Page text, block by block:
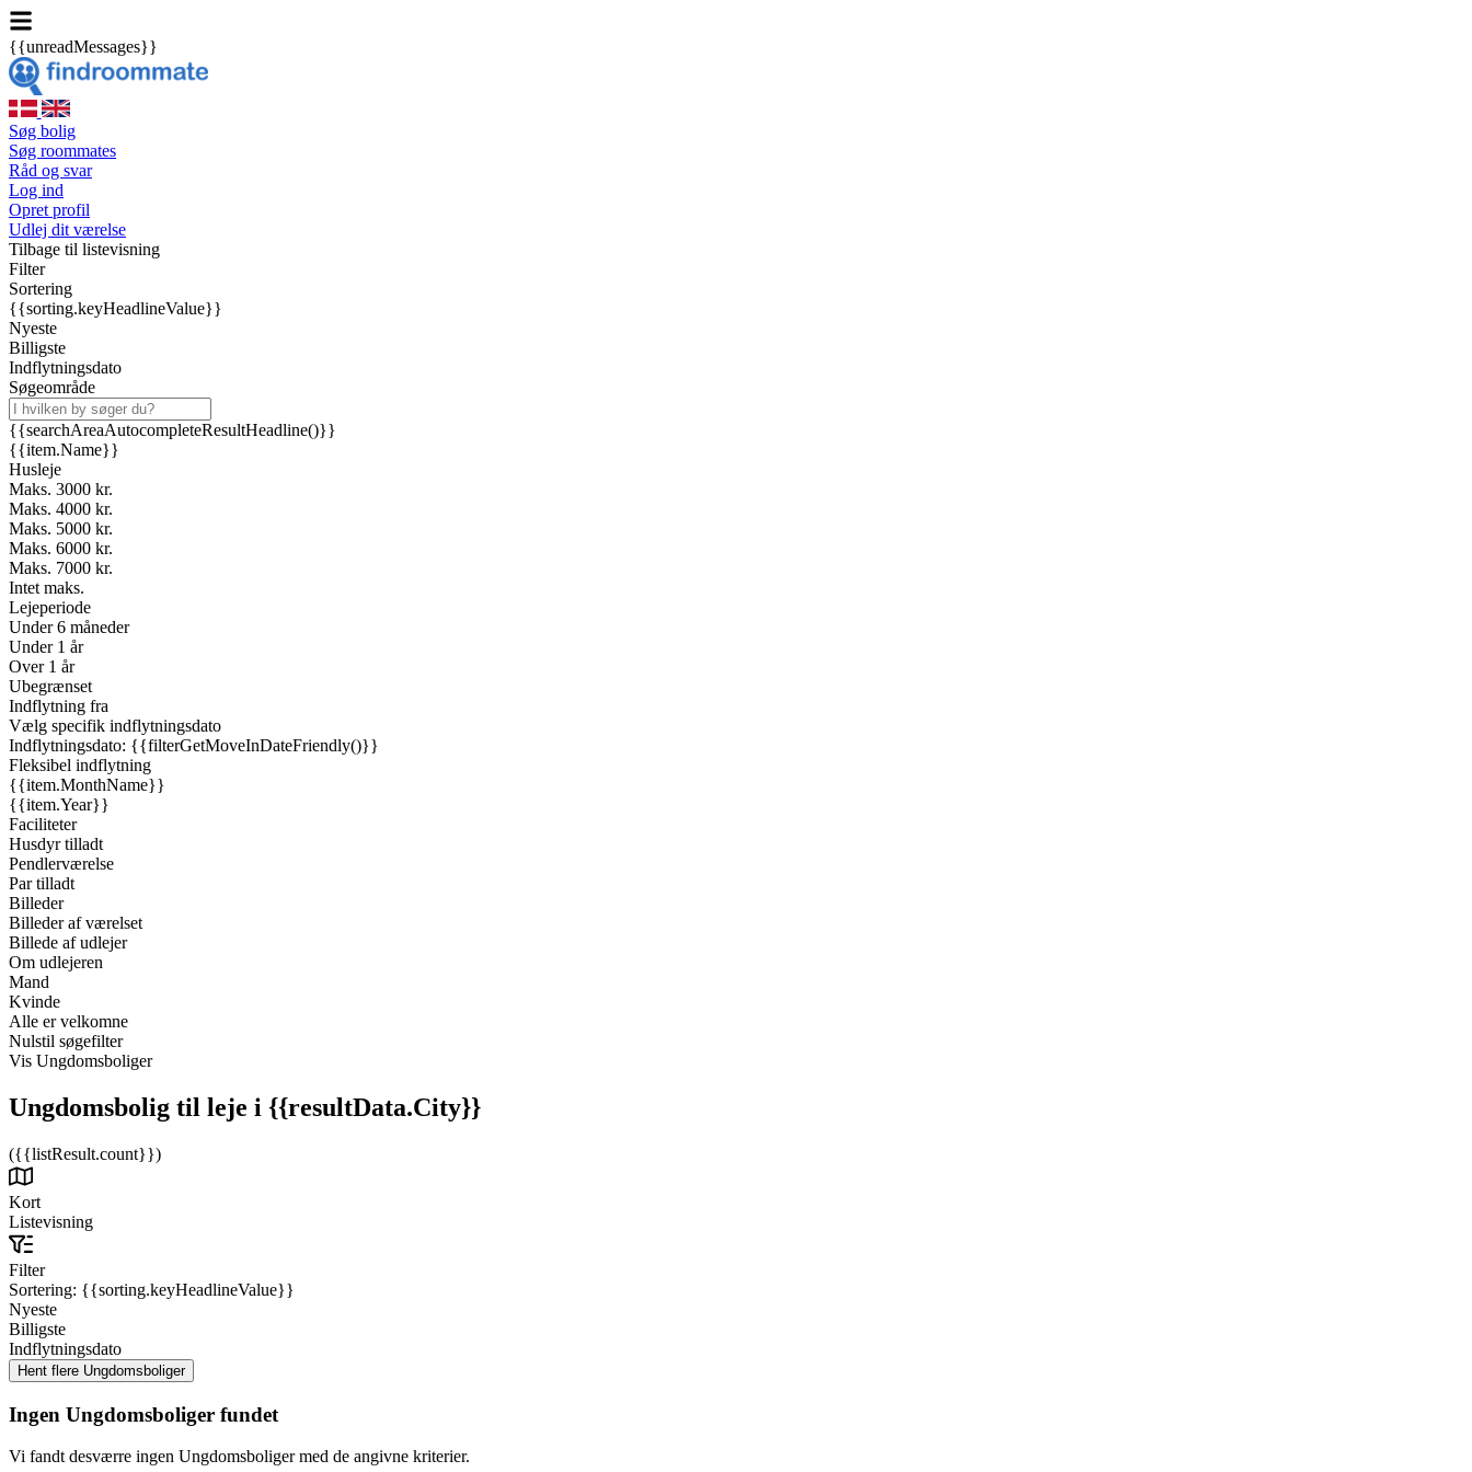
{{unreadMessages}}
Søg bolig
Søg roommates
Råd og svar
Log ind
Opret profil
Udlej dit værelse
Tilbage til listevisning
Filter
Sortering
{{sorting.keyHeadlineValue}}
Nyeste
Billigste
Indflytningsdato
Søgeområde
{{searchAreaAutocompleteResultHeadline()}}
{{item.Name}}
Husleje
Maks. 3000 kr.
Maks. 4000 kr.
Maks. 5000 kr.
Maks. 6000 kr.
Maks. 7000 kr.
Intet maks.
Lejeperiode
Under 6 måneder
Under 1 år
Over 1 år
Ubegrænset
Indflytning fra
Vælg specifik indflytningsdato
Indflytningsdato: {{filterGetMoveInDateFriendly()}}
Fleksibel indflytning
{{item.MonthName}}
{{item.Year}}
Faciliteter
Husdyr tilladt
Pendlerværelse
Par tilladt
Billeder
Billeder af værelset
Billede af udlejer
Om udlejeren
Mand
Kvinde
Alle er velkomne
Nulstil søgefilter
Vis Ungdomsboliger
Ungdomsbolig til leje i {{resultData.City}}
({{listResult.count}})
Kort
Listevisning
Filter
Sortering: {{sorting.keyHeadlineValue}}
Nyeste
Billigste
Indflytningsdato
Ingen Ungdomsboliger fundet
Vi fandt desværre ingen Ungdomsboliger med de angivne kriterier.